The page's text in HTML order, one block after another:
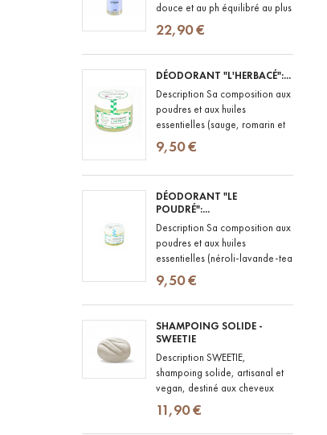
douce et au ph équilibré au plus
proche de celui de la peau,
convient aux peaux les plus...
22,90 €
DÉODORANT "L'HERBACÉ":...
Description Sa composition aux
poudres et aux huiles
essentielles (sauge, romarin et
menthe poivrée) lui confère le
pouvoir de lutter contre les...
9,50 €
DÉODORANT "LE
POUDRÉ":...
Description Sa composition aux
poudres et aux huiles
essentielles (néroli-lavande-tea
tree) lui confère le pouvoir de
lutter contre les bactéries...
9,50 €
SHAMPOING SOLIDE -
SWEETIE
Description SWEETIE,
shampoing solide, artisanal et
vegan, destiné aux cheveux
normaux à secs, colorés ou
difficiles à démêler. Composé...
11,90 €